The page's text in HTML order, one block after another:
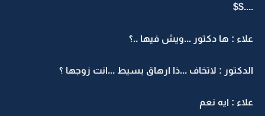
....$$
علاء : ها دكتور ...ويش فيها ..؟
الدكتور : لاتخاف ...ذا ارهاق بسيط ...انت زوجها ؟
علاء : ايه نعم